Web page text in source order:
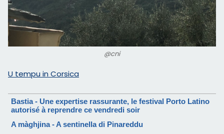
@cni
U tempu in Corsica
Bastia - Une expertise rassurante, le festival Porto Latino
autorisé à reprendre ce vendredi soir
A màghjina - A sentinella di Pinareddu